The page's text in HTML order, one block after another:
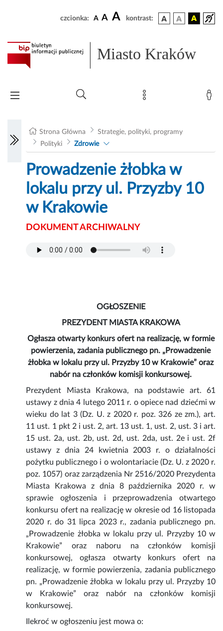
czcionka: A A A kontrast:
Miasto Kraków
Strona Główna
Strategie, polityki, programy
Polityki
Zdrowie
Prowadzenie żłobka w
lokalu przy ul. Przyzby 10
w Krakowie
DOKUMENT ARCHIWALNY
OGŁOSZENIE
PREZYDENT MIASTA KRAKOWA
Ogłasza otwarty konkurs ofert na realizację, w formie
powierzenia, zadania publicznego pn. „Prowadzenie
żłobka w lokalu przy ul. Przyzby 10 w Krakowie” oraz
nabór na członków komisji konkursowej.
Prezydent Miasta Krakowa, na podstawie art. 61
ustawy z dnia 4 lutego 2011 r. o opiece nad dziećmi w
wieku do lat 3 (Dz. U. z 2020 r. poz. 326 ze zm.), art.
11 ust. 1 pkt 2 i ust. 2, art. 13 ust. 1, ust. 2, ust. 3 i art.
15 ust. 2a, ust. 2b, ust. 2d, ust. 2da, ust. 2e i ust. 2f
ustawy z dnia 24 kwietnia 2003 r. o działalności
pożytku publicznego i o wolontariacie (Dz. U. z 2020 r.
poz. 1057) oraz zarządzenia Nr 2516/2020 Prezydenta
Miasta Krakowa z dnia 8 października 2020 r. w
sprawie ogłoszenia i przeprowadzenia otwartego
konkursu ofert na realizację w okresie od 16 listopada
2020 r. do 31 lipca 2023 r., zadania publicznego pn.
„Prowadzenie żłobka w lokalu przy ul. Przyzby 10 w
Krakowie” oraz naboru na członków komisji
konkursowej, ogłasza otwarty konkurs ofert na
realizację, w formie powierzenia, zadania publicznego
pn. „Prowadzenie żłobka w lokalu przy ul. Przyzby 10
w Krakowie” oraz nabór na członków komisji
konkursowej.
Ilekroć w ogłoszeniu jest mowa o: